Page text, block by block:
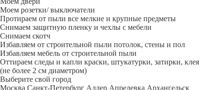
Моем розетки/ выключатели
Протираем от пыли все мелкие и крупные предметы
Снимаем защитную пленку и чехлы с мебели
Снимаем скотч
Избавляем от строительной пыли потолок, стены и пол
Избавляем мебель от строительной пыли
Оттираем следы и капли краски, штукатурки, затирки, клея
(не более 2 см диаметром)
Выберите свой город
Москва Санкт-Петербург Адлер Апрелевка Архангельск